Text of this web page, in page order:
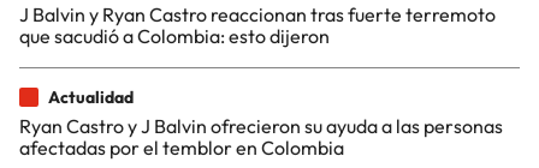
J Balvin y Ryan Castro reaccionan tras fuerte terremoto
que sacudió a Colombia: esto dijeron
Actualidad
Ryan Castro y J Balvin ofrecieron su ayuda a las personas
afectadas por el temblor en Colombia